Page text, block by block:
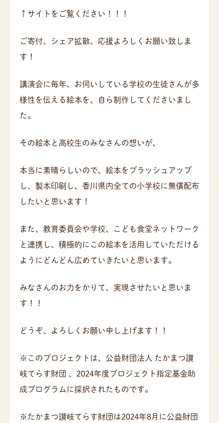
↑サイトをご覧ください！！！
ご寄付、シェア拡散、応援よろしくお願い致しま
す！
講演会に毎年、お伺いしている学校の生徒さんが多
様性を伝える絵本を、自ら制作してくださいまし
た。
その絵本と高校生のみなさんの想いが、
本当に素晴らしいので、絵本をブラッシュアップ
し、製本印刷し、香川県内全ての小学校に無償配布
したいと思います！
また、教育委員会や学校、こども食堂ネットワーク
と連携し、積極的にこの絵本を活用していただける
ようにどんどん広めていきたいと思います。
みなさんのお力をかりて、実現させたいと思いま
す！！
どうぞ、よろしくお願い申し上げます！！
※このプロジェクトは、公益財団法人 たかまつ讃
岐てらす財団 、2024年度プロジェクト指定基金助
成プログラムに採択されたものです。
※たかまつ讃岐てらす財団は2024年8月に公益財団